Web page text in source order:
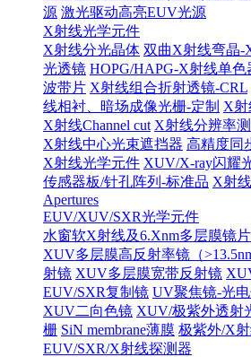
源 激光驱动高亮EUV光源
X射线光学元件
X射线分光晶体 双曲X射线弯晶-
光透镜 HOPG/HAPG-X射线单色
波带片 X射线组合折射透镜-CRL
线相衬、暗场成像光栅-定制 X射
X射线Channel cut X射线分辨率
X射线中心光束遮挡器 高精度同
X射线光学元件 XUV/X-ray闪耀
传感器板/针孔阵列-标准品 X射
Apertures
EUV/XUV/SXR光学元件
水窗软X射线及6.Xnm多层膜镜片
XUV多层膜高反射率镜（
射镜 XUV多层膜宽带反射镜
EUV/SXR复制镜 UV聚焦镜-光
XUV二向色镜 XUV/极紫外透射
栅 SiN membrane薄膜 极紫外/X
EUV/SXR/X射线探测器